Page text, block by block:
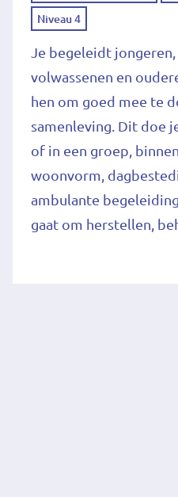
Niveau 4
Je begeleidt jongeren,
volwassenen en
hen om goed mee te
samenleving. Dit doe
of in een groep,
woonvorm,
ambulante
gaat om herstellen,